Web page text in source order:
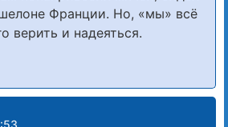
Франции. Но, «мы» всё
верить и надеяться.